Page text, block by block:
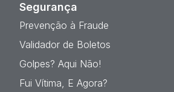
Segurança
Prevenção à Fraude
Validador de Boletos
Golpes? Aqui Não!
Fui Vítima, E Agora?